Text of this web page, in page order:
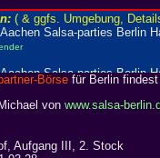
Börse für Berlin
von www.salsa-
Aufgang III, 2. Stock